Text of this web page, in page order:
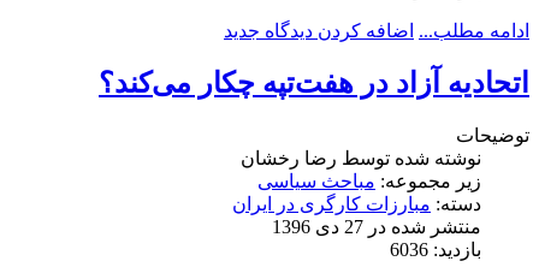
ادامه مطلب... اضافه کردن دیدگاه جدید
اتحادیه آزاد در هفت‌تپه چکار می‌کند؟
توضیحات
نوشته شده توسط رضا رخشان
زیر مجموعه: مباحث سیاسی
دسته: مبارزات کارگری در ایران
منتشر شده در 27 دی 1396
بازدید: 6036